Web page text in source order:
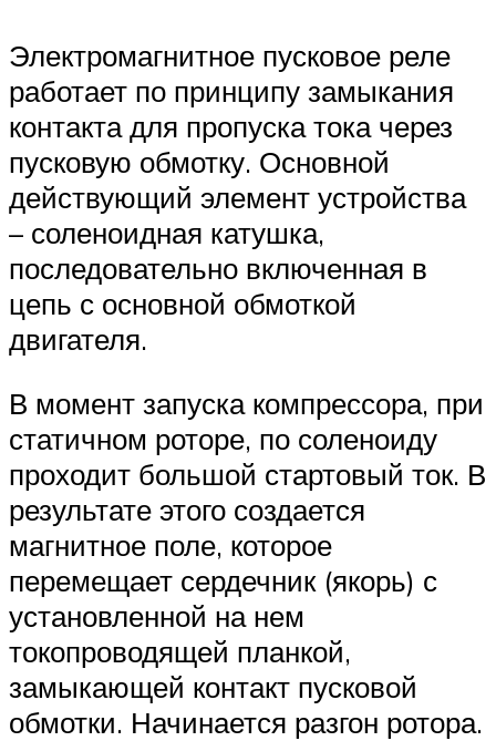
Электромагнитное пусковое реле
работает по принципу замыкания
контакта для пропуска тока через
пусковую обмотку. Основной
действующий элемент устройства
– соленоидная катушка,
последовательно включенная в
цепь с основной обмоткой
двигателя.
В момент запуска компрессора, при
статичном роторе, по соленоиду
проходит большой стартовый ток. В
результате этого создается
магнитное поле, которое
перемещает сердечник (якорь) с
установленной на нем
токопроводящей планкой,
замыкающей контакт пусковой
обмотки. Начинается разгон ротора.